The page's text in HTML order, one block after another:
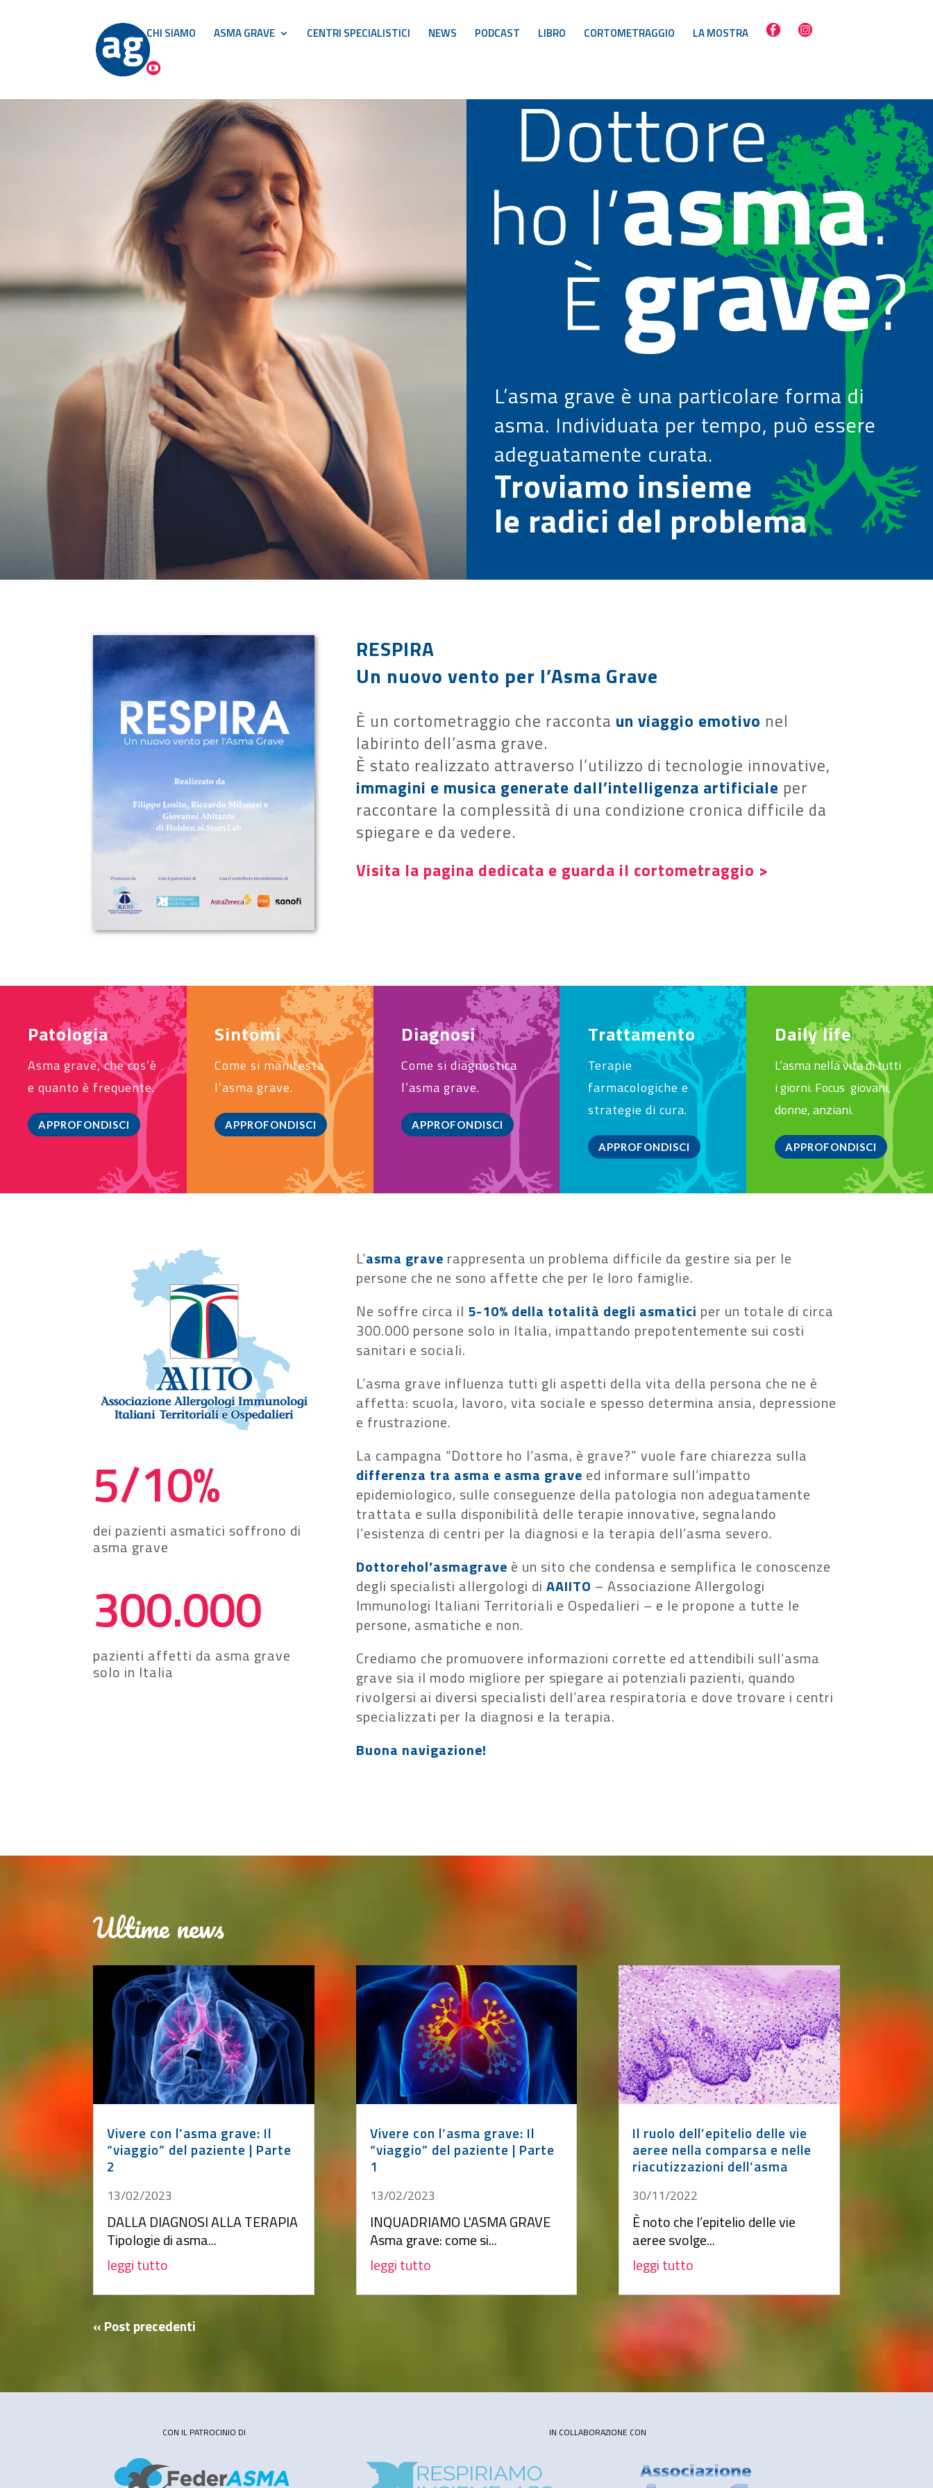
CHI SIAMO ASMA GRAVE CENTRI SPECIALISTICI NEWS PODCAST LIBRO CORTOMETRAGGIO LA MOSTRA
L’asma grave è una particolare forma di
asma. Individuata per tempo, può essere
adeguatamente curata.
Troviamo insieme
le radici del problema
RESPIRA
Un nuovo vento per l’Asma Grave
È un cortometraggio che racconta un viaggio emotivo nel
labirinto dell’asma grave.
È stato realizzato attraverso l’utilizzo di tecnologie innovative,
immagini e musica generate dall’intelligenza artificiale per
raccontare la complessità di una condizione cronica difficile da
spiegare e da vedere.
Visita la pagina dedicata e guarda il cortometraggio >
Patologia
Asma grave, che cos’è
e quanto è frequente.
APPROFONDISCI
Sintomi
Come si manifesta
l’asma grave.
APPROFONDISCI
Diagnosi
Come si diagnostica
l’asma grave.
APPROFONDISCI
Trattamento
Terapie
farmacologiche e
strategie di cura.
APPROFONDISCI
Daily life
L’asma nella vita di tutti
i giorni. Focus giovani,
donne, anziani.
APPROFONDISCI
5/10%
dei pazienti asmatici soffrono di
asma grave
300.000
pazienti affetti da asma grave
solo in Italia
L’asma grave rappresenta un problema difficile da gestire sia per le
persone che ne sono affette che per le loro famiglie.
Ne soffre circa il 5-10% della totalità degli asmatici per un totale di circa
300.000 persone solo in Italia, impattando prepotentemente sui costi
sanitari e sociali.
L’asma grave influenza tutti gli aspetti della vita della persona che ne è
affetta: scuola, lavoro, vita sociale e spesso determina ansia, depressione
e frustrazione.
La campagna “Dottore ho l’asma, è grave?” vuole fare chiarezza sulla
differenza tra asma e asma grave ed informare sull’impatto
epidemiologico, sulle conseguenze della patologia non adeguatamente
trattata e sulla disponibilità delle terapie innovative, segnalando
l’esistenza di centri per la diagnosi e la terapia dell’asma severo.
Dottorehol’asmagrave è un sito che condensa e semplifica le conoscenze
degli specialisti allergologi di AAIITO – Associazione Allergologi
Immunologi Italiani Territoriali e Ospedalieri – e le propone a tutte le
persone, asmatiche e non.
Crediamo che promuovere informazioni corrette ed attendibili sull’asma
grave sia il modo migliore per spiegare ai potenziali pazienti, quando
rivolgersi ai diversi specialisti dell’area respiratoria e dove trovare i centri
specializzati per la diagnosi e la terapia.
Buona navigazione!
Ultime news
Vivere con l’asma grave: Il
“viaggio” del paziente | Parte
2
13/02/2023
DALLA DIAGNOSI ALLA TERAPIA
Tipologie di asma...
leggi tutto
Vivere con l’asma grave: Il
“viaggio” del paziente | Parte
1
13/02/2023
INQUADRIAMO L'ASMA GRAVE
Asma grave: come si...
leggi tutto
Il ruolo dell’epitelio delle vie
aeree nella comparsa e nelle
riacutizzazioni dell’asma
30/11/2022
È noto che l’epitelio delle vie
aeree svolge...
leggi tutto
« Post precedenti
CON IL PATROCINIO DI IN COLLABORAZIONE CON